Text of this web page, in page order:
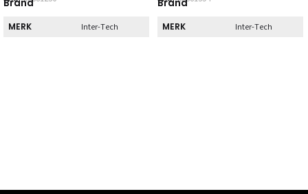
MERK Inter-Tech
DIEPTE 415 mm
MERK Inter-Tech
DIEPTE 400 mm